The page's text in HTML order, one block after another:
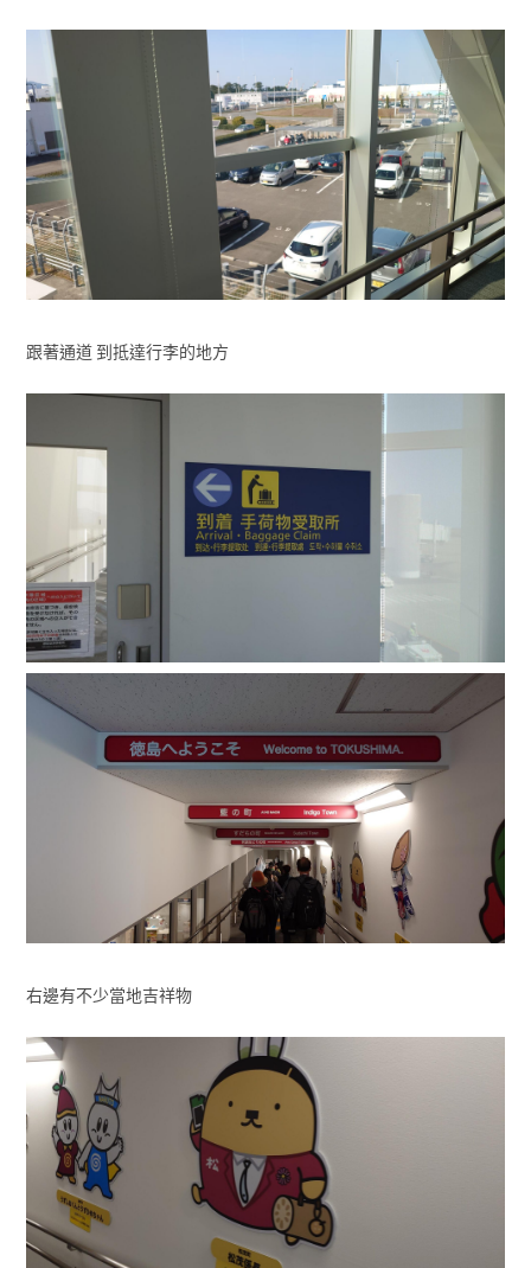
跟著通道 到抵達行李的地方
右邊有不少當地吉祥物